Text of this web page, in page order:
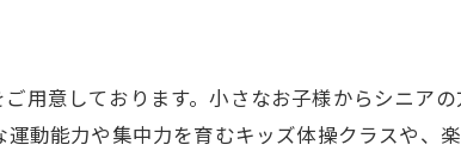
用意しております。小さなお子様からシニア
動能力や集中力を育むキッズ体操クラスや、